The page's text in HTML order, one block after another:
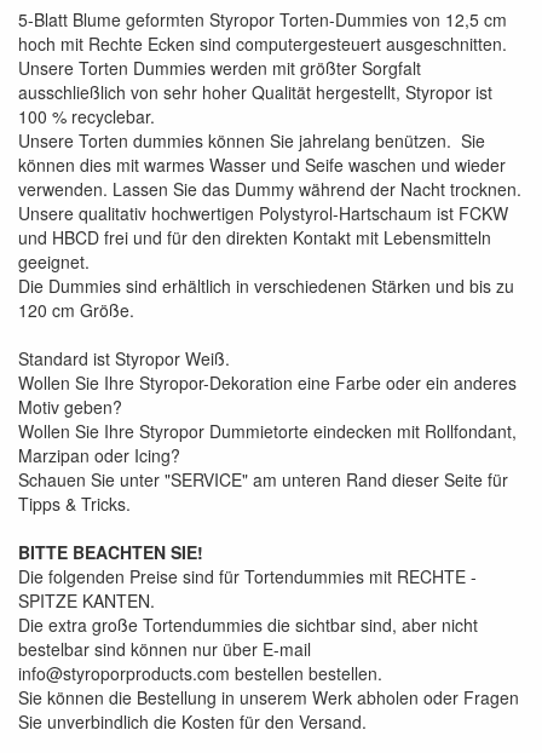
5-Blatt Blume geformten Styropor Torten-Dummies von 12,5 cm
hoch mit Rechte Ecken sind computergesteuert ausgeschnitten.
Unsere Torten Dummies werden mit größter Sorgfalt
ausschließlich von sehr hoher Qualität hergestellt, Styropor ist
100 % recyclebar.
Unsere Torten dummies können Sie jahrelang benützen. Sie
können dies mit warmes Wasser und Seife waschen und wieder
verwenden. Lassen Sie das Dummy während der Nacht trocknen.
Unsere qualitativ hochwertigen Polystyrol-Hartschaum ist FCKW
und HBCD frei und für den direkten Kontakt mit Lebensmitteln
geeignet.
Die Dummies sind erhältlich in verschiedenen Stärken und bis zu
120 cm Größe.
Standard ist Styropor Weiß.
Wollen Sie Ihre Styropor-Dekoration eine Farbe oder ein anderes
Motiv geben?
Wollen Sie Ihre Styropor Dummietorte eindecken mit Rollfondant,
Marzipan oder Icing?
Schauen Sie unter "SERVICE" am unteren Rand dieser Seite für
Tipps & Tricks.
BITTE BEACHTEN SIE!
Die folgenden Preise sind für Tortendummies mit RECHTE -
SPITZE KANTEN.
Die extra große Tortendummies die sichtbar sind, aber nicht
bestelbar sind können nur über E-mail
info@styroporproducts.com bestellen bestellen.
Sie können die Bestellung in unserem Werk abholen oder Fragen
Sie unverbindlich die Kosten für den Versand.